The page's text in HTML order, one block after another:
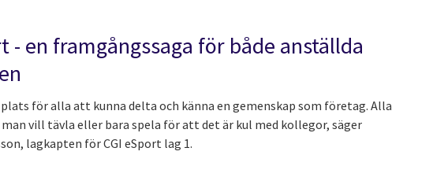
- en framgångssaga för både anställda
plats för alla att kunna delta och känna en gemenskap som företag. Alla
vill tävla eller bara spela för att det är kul med kollegor, säger
lagkapten för CGI eSport lag 1.